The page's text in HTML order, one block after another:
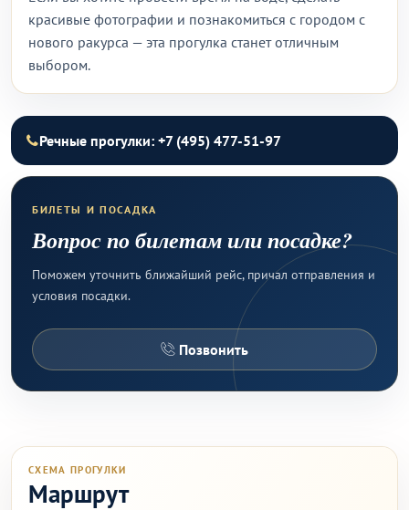
красивые фотографии и познакомиться с городом с
нового ракурса — эта прогулка станет отличным
выбором.
Речные прогулки: +7 (495) 477-51-97
БИЛЕТЫ И ПОСАДКА
Вопрос по билетам или посадке?
Поможем уточнить ближайший рейс, причал отправления и
условия посадки.
Позвонить
СХЕМА ПРОГУЛКИ
Маршрут